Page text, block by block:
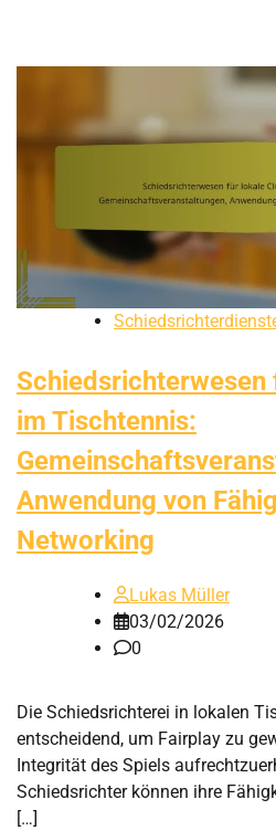
Schiedsrichterwesen
im Tischtennis:
Anwendung von
Networking
Lukas Müller
03/02/2026
0
Die Schiedsrichterei in lokalen
entscheidend, um Fairplay zu
Integrität des Spiels
Schiedsrichter können ihre
[…]